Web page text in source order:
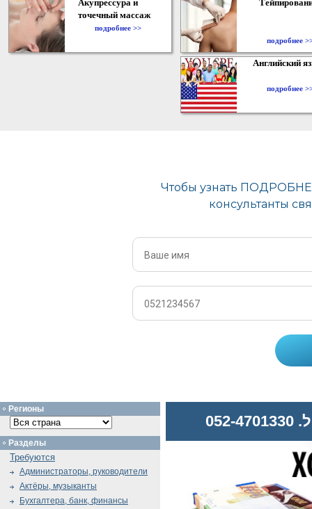
Акупрессура и
точечный массаж
подробнее >>
подробнее
Английский
подробнее
Регионы
Разделы
Требуются
Администраторы, руководители
Актёры, музыканты
Бухгалтера, банк, финансы